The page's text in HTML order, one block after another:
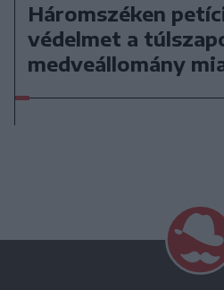
Háromszéken
védelmet a
medveállomány